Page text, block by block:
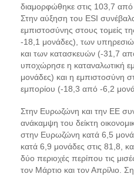
διαμορφώθηκε στις 103,7 από
Στην αύξηση του ESI
εμπιστοσύνης στους τομείς
-18,1 μονάδες), των
και των κατασκευών (-31,7
υποχώρησε η καταναλωτική
μονάδες) και η εμπιστοσύνη
εμπορίου (-18,3 από -6,2
Στην Ευρωζώνη και την ΕΕ
ανάκαμψη του δείκτη
στην Ευρωζώνη κατά 6,5
κατά 6,9 μονάδες στις 81,8,
δύο περιοχές περίπου τις
τον Μάρτιο και τον Απρίλιο.